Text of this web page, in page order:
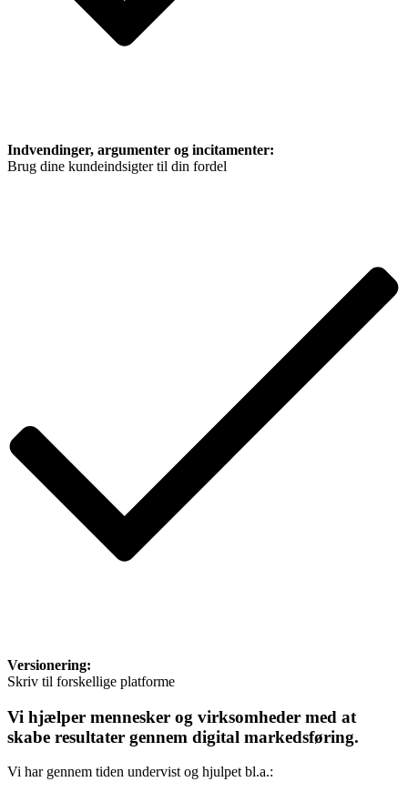
Indvendinger, argumenter og incitamenter:
Brug dine kundeindsigter til din fordel
Versionering:
Skriv til forskellige platforme
Vi hjælper mennesker og virksomheder med at
skabe resultater gennem digital markedsføring.
Vi har gennem tiden undervist og hjulpet bl.a.: